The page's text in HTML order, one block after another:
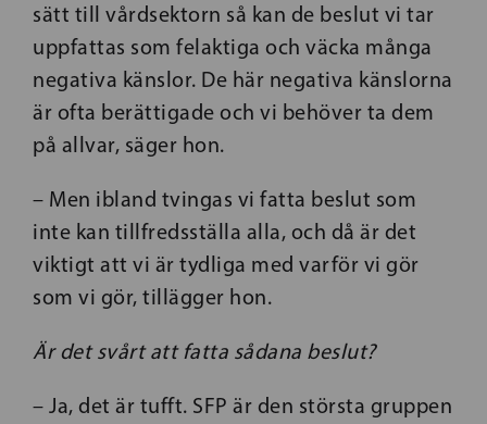
sätt till vårdsektorn så kan de beslut vi tar
uppfattas som felaktiga och väcka många
negativa känslor. De här negativa känslorna
är ofta berättigade och vi behöver ta dem
på allvar, säger hon.
– Men ibland tvingas vi fatta beslut som
inte kan tillfredsställa alla, och då är det
viktigt att vi är tydliga med varför vi gör
som vi gör, tillägger hon.
Är det svårt att fatta sådana beslut?
– Ja, det är tufft. SFP är den största gruppen